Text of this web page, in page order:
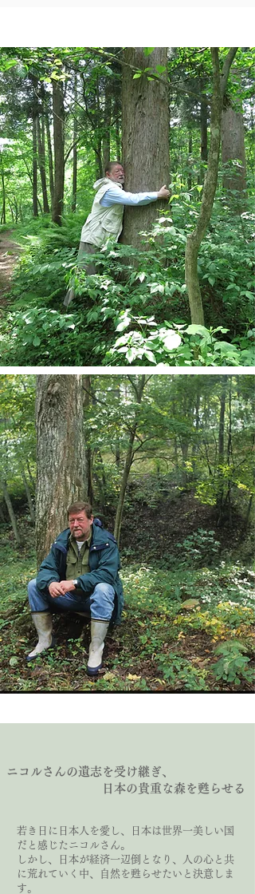
ニコルさんの遺志を受け継ぎ、
日本の貴重な森を甦らせる
若き日に日本人を愛し、日本は世界一美しい国
だと感じたニコルさん。
しかし、日本が経済一辺倒となり、人の心と共
に荒れていく中、自然を甦らせたいと決意しま
す。